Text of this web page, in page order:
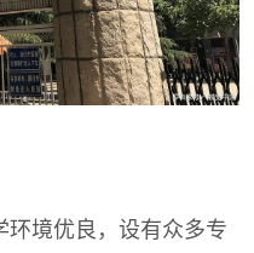
境优良，设有众多专